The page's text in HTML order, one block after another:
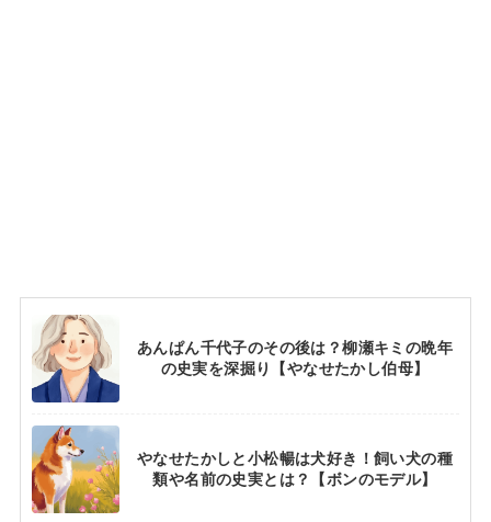
あんぱん千代子のその後は？柳瀬キミの晩年
の史実を深掘り【やなせたかし伯母】
やなせたかしと小松暢は犬好き！飼い犬の種
類や名前の史実とは？【ボンのモデル】